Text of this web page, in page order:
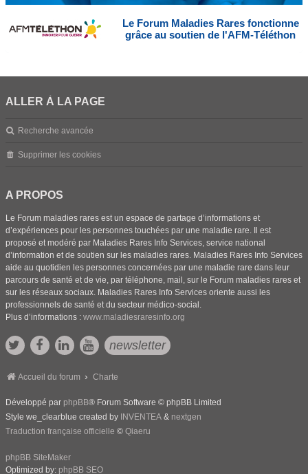
Le Forum Maladies Rares fonctionne
grâce au soutien de l'AFM-Téléthon
ALLER À LA PAGE
Recherche avancée
Supprimer les cookies
A PROPOS
Le Forum maladies rares est un espace de partage d’informations et
d’expériences pour les personnes touchées par une maladie rare. Il est
proposé et modéré par Maladies Rares Info Services, service national
d’information et de soutien sur les maladies rares. Maladies Rares Info Services
aide au quotidien les personnes concernées par une maladie rare dans leur
parcours de santé et de vie, par téléphone, mail, sur le Forum maladies rares et
sur les réseaux sociaux. Maladies Rares Info Services oriente aussi les
professionnels de santé et du secteur médico-social.
Plus d’informations : www.maladiesraresinfo.org
newsletter
Accueil du forum Charte
Développé par phpBB® Forum Software © phpBB Limited
Style we_clearblue created by INVENTEA & nextgen
Traduction française officielle © Qiaeru
phpBB SiteMaker
Optimized by: phpBB SEO